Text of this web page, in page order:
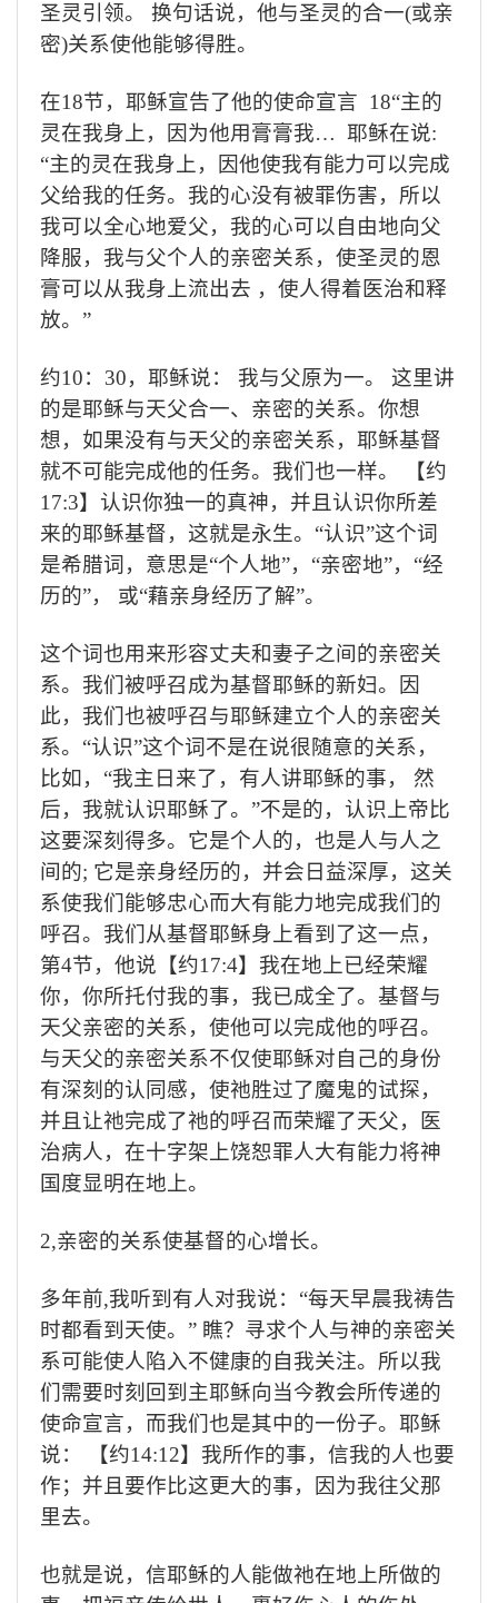
圣灵引领。
换句话说，他与圣灵的合一(或亲
密)关系使他能够得胜。
在18节，耶稣宣告了他的使命宣言 18“主的
灵在我身上，因为他用膏膏我… 耶稣在说:
“主的灵在我身上，因他使我有能力可以完成
父给我的任务。我的心没有被罪伤害，所以
我可以全心地爱父，我的心可以自由地向父
降服，我与父个人的亲密关系，使圣灵的恩
膏可以从我身上流出去 ，使人得着医治和释
放。 ”
约10： 30，耶稣说： 我与父原为一。
这里讲
的是耶稣与天父合一、亲密的关系。你想
想，如果没有与天父的亲密关系，耶稣基督
就不可能完成他的任务。我们也一样。
【约
17:3】认识你独一的真神，并且认识你所差
来的耶稣基督，这就是永生。 “认识”这个词
是希腊词，意思是“个人地”， “亲密地”， “经
历的”， 或“藉亲身经历了解”。
这个词也用来形容丈夫和妻子之间的亲密关
系。我们被呼召成为基督耶稣的新妇。因
此，我们也被呼召与耶稣建立个人的亲密关
系。 “认识”这个词不是在说很随意的关系，
比如， “我主日来了，有人讲耶稣的事，
然
后，我就认识耶稣了。 ”不是的，认识上帝比
这要深刻得多。它是个人的，也是人与人之
间的; 它是亲身经历的，并会日益深厚，这关
系使我们能够忠心而大有能力地完成我们的
呼召。我们从基督耶稣身上看到了这一点，
第4节，他说【约17:4】我在地上已经荣耀
你，你所托付我的事，我已成全了。基督与
天父亲密的关系，使他可以完成他的呼召。
与天父的亲密关系不仅使耶稣对自己的身份
有深刻的认同感，使祂胜过了魔鬼的试探，
并且让祂完成了祂的呼召而荣耀了天父，医
治病人，在十字架上饶恕罪人大有能力将神
国度显明在地上。
2,亲密的关系使基督的心增长。
多年前,我听到有人对我说： “每天早晨我祷告
时都看到天使。 ” 瞧？寻求个人与神的亲密关
系可能使人陷入不健康的自我关注。所以我
们需要时刻回到主耶稣向当今教会所传递的
使命宣言，而我们也是其中的一份子。耶稣
说：
【约14:12】我所作的事，信我的人也要
作；并且要作比这更大的事，因为我往父那
里去。
也就是说，信耶稣的人能做祂在地上所做的